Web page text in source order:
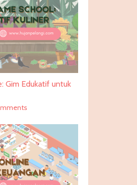
Gim Edukatif untuk